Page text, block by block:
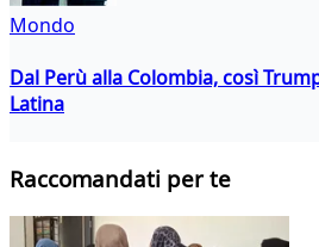
Mondo
Dal Perù alla Colombia, così
Latina
Raccomandati per te